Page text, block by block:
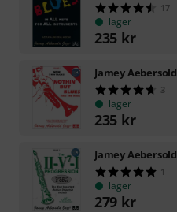
17
i lager
235 kr
Jamey Aebersold
3
i lager
235 kr
Jamey Aebersold
1
i lager
279 kr